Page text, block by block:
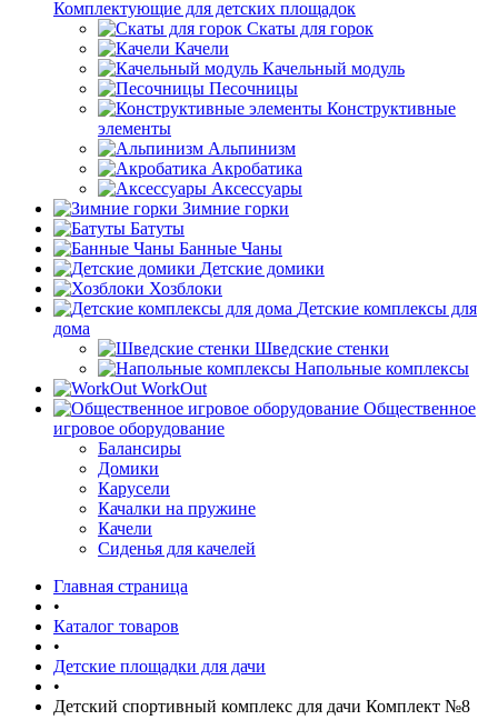
Комплектующие для детских площадок
Скаты для горок
Качели
Качельный модуль
Песочницы
Конструктивные
элементы
Альпинизм
Акробатика
Аксессуары
Зимние горки
Батуты
Банные Чаны
Детские домики
Хозблоки
Детские комплексы для
дома
Шведские стенки
Напольные комплексы
WorkOut
Общественное
игровое оборудование
Балансиры
Домики
Карусели
Качалки на пружине
Качели
Сиденья для качелей
Главная страница
•
Каталог товаров
•
Детские площадки для дачи
•
Детский спортивный комплекс для дачи Комплект №8